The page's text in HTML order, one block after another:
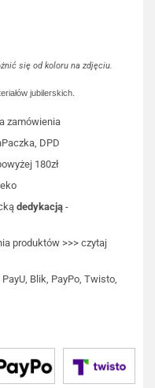
się od koloru na zdjęciu.
jubilerskich.
zamówienia
DPD
180zł
dedykacją -
produktów >>> czytaj
PayU, Blik, PayPo, Twisto,